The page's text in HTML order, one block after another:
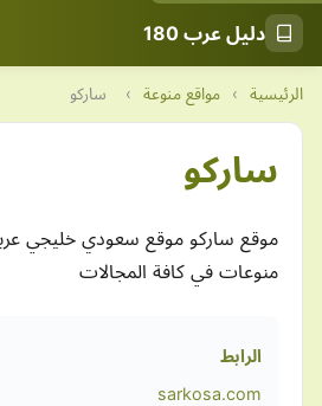
دليل عرب 180
الرئيسية › مواقع منوعة › ساركو
ساركو
موقع ساركو موقع سعودي خليجي
منوعات في كافة المجالات
الرابط
sarkosa.com